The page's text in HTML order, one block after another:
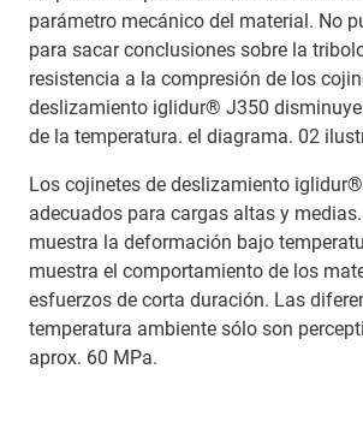
parámetro mecánico del material. No
para sacar conclusiones sobre la
resistencia a la compresión de los
deslizamiento iglidur® J350
de la temperatura. el diagrama. 02
Los cojinetes de deslizamiento
adecuados para cargas altas y
muestra la deformación bajo
muestra el comportamiento de los
esfuerzos de corta duración. Las
temperatura ambiente sólo son
aprox. 60 MPa.